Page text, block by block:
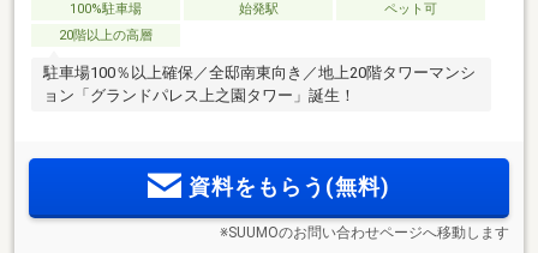
100%駐車場 始発駅
ペット可
20階以上の高層
駐車場100％以上確保／全邸南東向き／地上20階タワーマンシ
ョン「グランドパレス上之園タワー」誕生！
資料をもらう(無料)
※SUUMOのお問い合わせページへ移動します